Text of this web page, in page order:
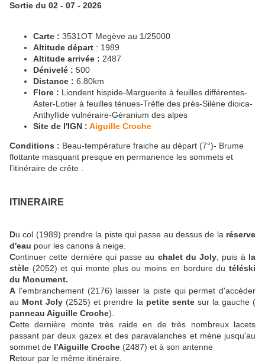
Sortie du 02 - 07 - 2026
Carte : 3531OT Megève au 1/25000
Altitude départ : 1989
Altitude arrivée : 2487
Dénivelé : 500
Distance : 6.80km
Flore : Liondent hispide-Marguerite à feuilles différentes-
Aster-Lotier à feuilles ténues-Trèfle des prés-Silène dioica-
Anthyllide vulnéraire-Géranium des alpes
Site de l'IGN : Aiguille Croche
Conditions : Beau-température fraiche au départ (7°)- Brume
flottante masquant presque en permanence les sommets et
l'itinéraire de crête .
ITINERAIRE
Du col (1989) prendre la piste qui passe au dessus de la réserve
d'eau pour les canons à neige.
Continuer cette dernière qui passe au chalet du Joly , puis à la
stèle (2052) et qui monte plus ou moins en bordure du téléski
du Monument.
A l'embranchement (2176) laisser la piste qui permet d'accéder
au Mont Joly (2525) et prendre la petite sente sur la gauche (
panneau Aiguille Croche).
Cette dernière monte très raide en de très nombreux lacets
passant par deux gazex et des paravalanches et mène jusqu'au
sommet de l'Aiguille Croche (2487) et à son antenne
Retour par le même itinéraire.